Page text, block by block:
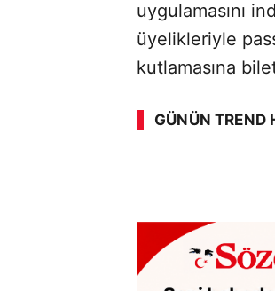
uygulamasını
üyelikleriyle
kutlamasına
GÜNÜN TREND
00:02 / 08:43